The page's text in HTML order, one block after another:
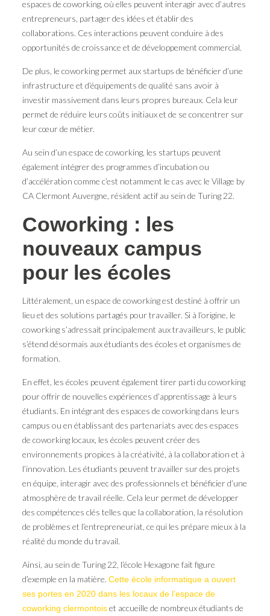
espaces de coworking, où elles peuvent interagir avec d’autres
entrepreneurs, partager des idées et établir des
collaborations. Ces interactions peuvent conduire à des
opportunités de croissance et de développement commercial.
De plus, le coworking permet aux startups de bénéficier d’une
infrastructure et d’équipements de qualité sans avoir à
investir massivement dans leurs propres bureaux. Cela leur
permet de réduire leurs coûts initiaux et de se concentrer sur
leur cœur de métier.
Au sein d’un espace de coworking, les startups peuvent
également intégrer des programmes d’incubation ou
d’accélération comme c’est notamment le cas avec le Village by
CA Clermont Auvergne, résident actif au sein de Turing 22.
Coworking : les
nouveaux campus
pour les écoles
Littéralement, un espace de coworking est destiné à offrir un
lieu et des solutions partagés pour travailler. Si à l’origine, le
coworking s’adressait principalement aux travailleurs, le public
s’étend désormais aux étudiants des écoles et organismes de
formation.
En effet, les écoles peuvent également tirer parti du coworking
pour offrir de nouvelles expériences d’apprentissage à leurs
étudiants. En intégrant des espaces de coworking dans leurs
campus ou en établissant des partenariats avec des espaces
de coworking locaux, les écoles peuvent créer des
environnements propices à la créativité, à la collaboration et à
l’innovation. Les étudiants peuvent travailler sur des projets
en équipe, interagir avec des professionnels et bénéficier d’une
atmosphère de travail réelle. Cela leur permet de développer
des compétences clés telles que la collaboration, la résolution
de problèmes et l’entrepreneuriat, ce qui les prépare mieux à la
réalité du monde du travail.
Ainsi, au sein de Turing 22, l’école Hexagone fait figure
d’exemple en la matière. Cette école informatique a ouvert
ses portes en 2020 dans les locaux de l’espace de
coworking clermontoiset accueille de nombreux étudiants de